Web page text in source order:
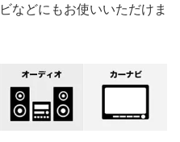
などにもお使いいただけま